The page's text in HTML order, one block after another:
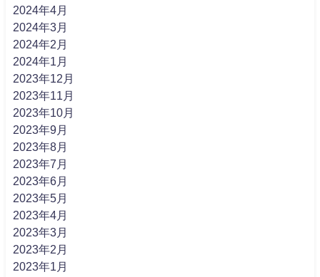
2024年4月
2024年3月
2024年2月
2024年1月
2023年12月
2023年11月
2023年10月
2023年9月
2023年8月
2023年7月
2023年6月
2023年5月
2023年4月
2023年3月
2023年2月
2023年1月